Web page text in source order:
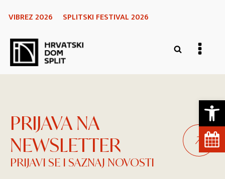
VIBREZ 2026 SPLITSKI FESTIVAL 2026
PRIJAVA NA
NEWSLETTER
PRIJAVI SE I SAZNAJ NOVOSTI